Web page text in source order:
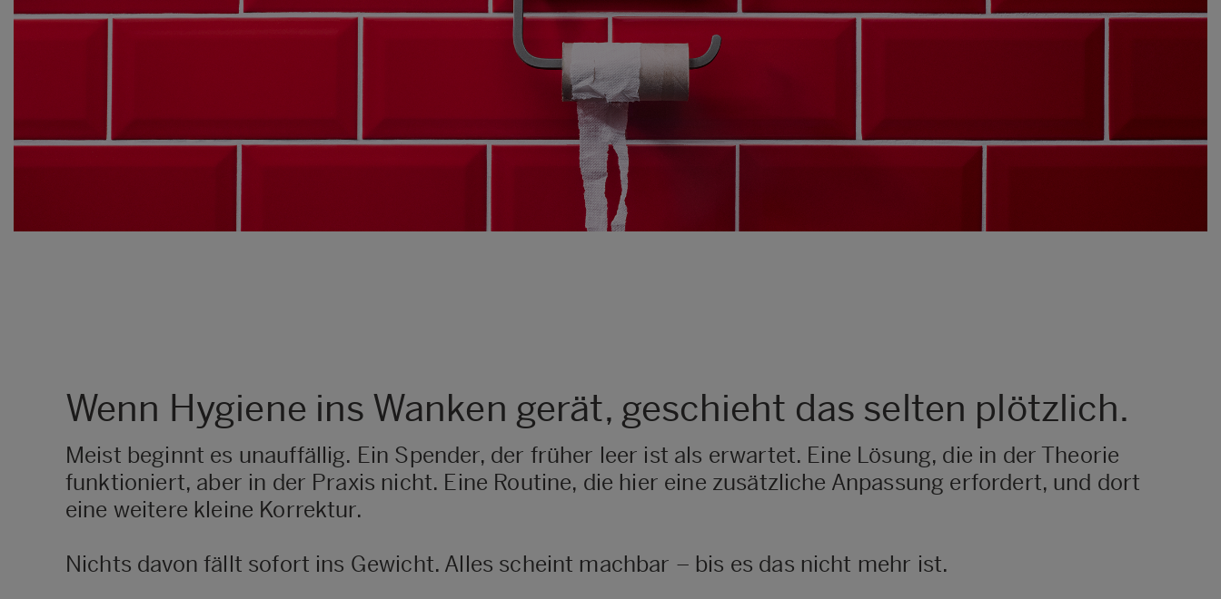
Wenn Hygiene ins Wanken gerät, geschieht das selten plötzlich.
Meist beginnt es unauffällig. Ein Spender, der früher leer ist als erwartet. Eine Lösung, die in der Theorie
funktioniert, aber in der Praxis nicht. Eine Routine, die hier eine zusätzliche Anpassung erfordert, und dort
eine weitere kleine Korrektur.
Nichts davon fällt sofort ins Gewicht. Alles scheint machbar – bis es das nicht mehr ist.